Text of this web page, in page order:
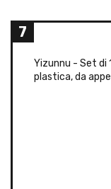
7
Yizunnu - Set di
plastica, da